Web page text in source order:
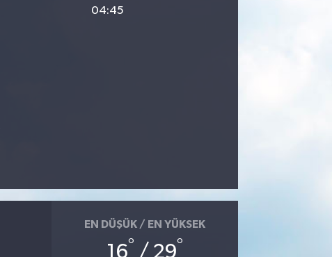
04:45
EN DÜŞÜK / EN YÜKSEK
16° / 29°